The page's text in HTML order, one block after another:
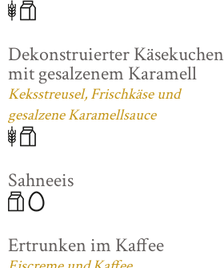
Dekonstruierter Käsekuchen
mit gesalzenem Karamell
Keksstreusel, Frischkäse und
gesalzene Karamellsauce
Sahneeis
Ertrunken im Kaffee